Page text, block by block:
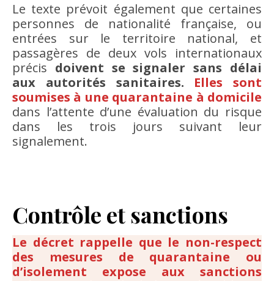
Le texte prévoit également que certaines
personnes de nationalité française, ou
entrées sur le territoire national, et
passagères de deux vols internationaux
précis doivent se signaler sans délai
aux autorités sanitaires.
Elles sont
soumises à une quarantaine à domicile
dans l’attente d’une évaluation du risque
dans les trois jours suivant leur
signalement.
Contrôle et sanctions
Le décret rappelle que le non-respect
des mesures de quarantaine ou
d’isolement expose aux sanctions